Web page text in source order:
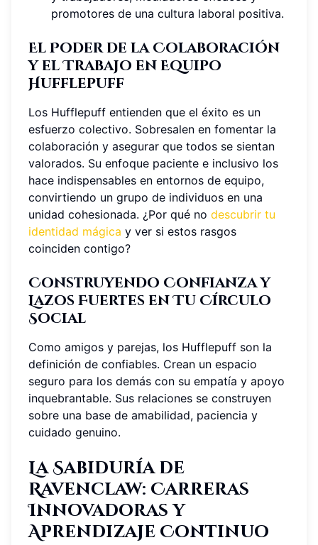
promotores de una cultura laboral positiva.
El Poder de la Colaboración
y el Trabajo en Equipo
Hufflepuff
Los Hufflepuff entienden que el éxito es un
esfuerzo colectivo. Sobresalen en fomentar la
colaboración y asegurar que todos se sientan
valorados. Su enfoque paciente e inclusivo los
hace indispensables en entornos de equipo,
convirtiendo un grupo de individuos en una
unidad cohesionada. ¿Por qué no descubrir tu
identidad mágica y ver si estos rasgos
coinciden contigo?
Construyendo Confianza y
Lazos Fuertes en Tu Círculo
Social
Como amigos y parejas, los Hufflepuff son la
definición de confiables. Crean un espacio
seguro para los demás con su empatía y apoyo
inquebrantable. Sus relaciones se construyen
sobre una base de amabilidad, paciencia y
cuidado genuino.
La Sabiduría de
Ravenclaw: Carreras
Innovadoras y
Aprendizaje Continuo